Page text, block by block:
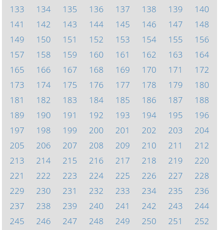
133
134 135 136 137 138 139
140
141
142 143 144 145 146 147
148
149
150 151 152 153 154 155
156
157
158 159 160 161 162 163
164
165
166 167 168 169 170 171
172
173
174 175 176 177 178 179
180
181
182 183 184 185 186 187
188
189
190 191 192 193 194 195
196
197
198 199 200 201 202 203
204
205
206 207 208 209 210 211
212
213
214 215 216 217 218 219
220
221
222 223 224 225 226 227
228
229
230 231 232 233 234 235
236
237
238 239 240 241 242 243
244
245
246 247 248 249 250 251
252